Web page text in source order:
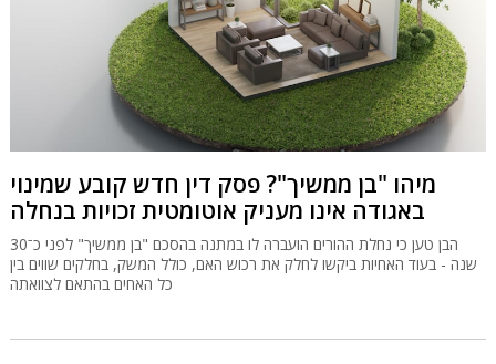
מיהו "בן ממשיך"? פסק דין חדש קובע שמינוי
באגודה אינו מעניק אוטומטית זכויות בנחלה
הבן טען כי נחלת ההורים הועברה לו במתנה בהסכם "בן ממשיך" לפני כ־30
שנה - בעוד האחיות ביקשו לחלק את רכוש האם, כולל המשק, בחלקים שווים בין
כל האחים בהתאם לצוואתה